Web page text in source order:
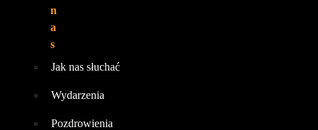
n
a
s
Jak nas słuchać
Wydarzenia
Pozdrowienia